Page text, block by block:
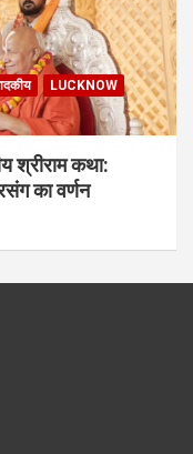
LUCKNOW
श्रीराम कथा:
का वर्णन